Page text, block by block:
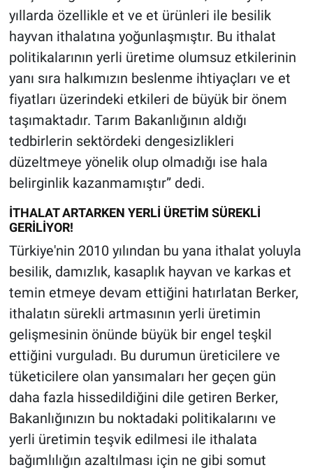
yıllarda özellikle et ve et ürünleri ile besilik
hayvan ithalatına yoğunlaşmıştır. Bu ithalat
politikalarının yerli üretime olumsuz etkilerinin
yanı sıra halkımızın beslenme ihtiyaçları ve et
fiyatları üzerindeki etkileri de büyük bir önem
taşımaktadır. Tarım Bakanlığının aldığı
tedbirlerin sektördeki dengesizlikleri
düzeltmeye yönelik olup olmadığı ise hala
belirginlik kazanmamıştır” dedi.
İTHALAT ARTARKEN YERLİ ÜRETİM SÜREKLİ
GERİLİYOR!
Türkiye'nin 2010 yılından bu yana ithalat yoluyla
besilik, damızlık, kasaplık hayvan ve karkas et
temin etmeye devam ettiğini hatırlatan Berker,
ithalatın sürekli artmasının yerli üretimin
gelişmesinin önünde büyük bir engel teşkil
ettiğini vurguladı. Bu durumun üreticilere ve
tüketicilere olan yansımaları her geçen gün
daha fazla hissedildiğini dile getiren Berker,
Bakanlığınızın bu noktadaki politikalarını ve
yerli üretimin teşvik edilmesi ile ithalata
bağımlılığın azaltılması için ne gibi somut